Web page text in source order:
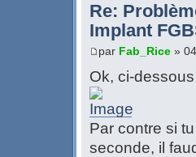
Re:
Implant
par Fab_Rice »
Ok, ci-
Par contre si
seconde, il